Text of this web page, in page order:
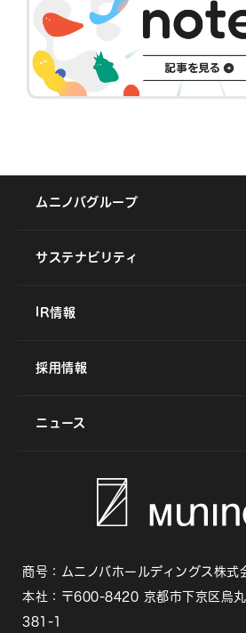
ムニノバグループ
サステナビリティ
IR情報
採用情報
ニュース
商号：ムニノバホールディングス株式
本社：〒600-8420 京都市下京区烏
381-1